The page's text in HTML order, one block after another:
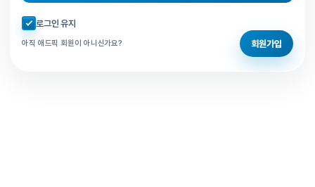
자동로그인 체크
로그인 유지
아직 애드픽 회원이 아니신가요? 회원가입